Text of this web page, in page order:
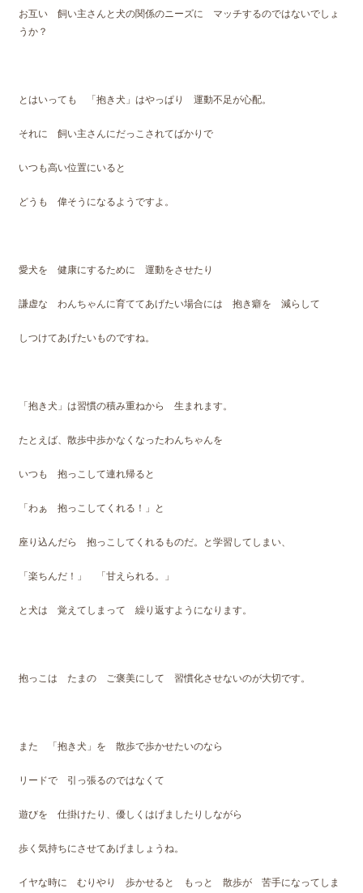
お互い 飼い主さんと犬の関係のニーズに マッチするのではないでしょ
うか？
とはいっても 「抱き犬」はやっぱり 運動不足が心配。
それに 飼い主さんにだっこされてばかりで
いつも高い位置にいると
どうも 偉そうになるようですよ。
愛犬を 健康にするために 運動をさせたり
謙虚な わんちゃんに育ててあげたい場合には 抱き癖を 減らして
しつけてあげたいものですね。
「抱き犬」は習慣の積み重ねから 生まれます。
たとえば、散歩中歩かなくなったわんちゃんを
いつも 抱っこして連れ帰ると
「わぁ 抱っこしてくれる！」と
座り込んだら 抱っこしてくれるものだ。と学習してしまい、
「楽ちんだ！」 「甘えられる。」
と犬は 覚えてしまって 繰り返すようになります。
抱っこは たまの ご褒美にして 習慣化させないのが大切です。
また 「抱き犬」を 散歩で歩かせたいのなら
リードで 引っ張るのではなくて
遊びを 仕掛けたり、優しくはげましたりしながら
歩く気持ちにさせてあげましょうね。
イヤな時に むりやり 歩かせると もっと 散歩が 苦手になってしま